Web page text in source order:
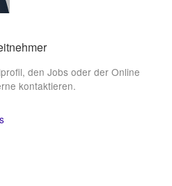
den Jobs oder der Online
kontaktieren.